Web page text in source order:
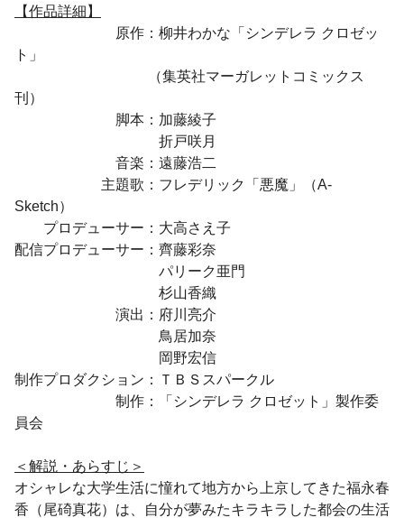
【作品詳細】
原作：柳井わかな「シンデレラ クロゼッ
ト」
（集英社マーガレットコミックス
刊）
脚本：加藤綾子
折戸咲月
音楽：遠藤浩二
主題歌：フレデリック「悪魔」（A-
Sketch）
プロデューサー：大高さえ子
配信プロデューサー：齊藤彩奈
パリーク亜門
杉山香織
演出：府川亮介
鳥居加奈
岡野宏信
制作プロダクション：ＴＢＳスパークル
制作：「シンデレラ クロゼット」製作委
員会
＜解説・あらすじ＞
オシャレな大学生活に憧れて地方から上京してきた福永春
香（尾碕真花）は、自分が夢みたキラキラした都会の生活